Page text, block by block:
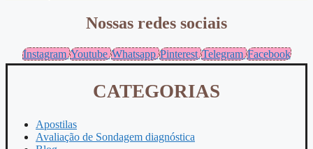
Nossas redes sociais
Instagram Youtube Whatsapp Pinterest Telegram Facebook
CATEGORIAS
Apostilas
Avaliação de Sondagem diagnóstica